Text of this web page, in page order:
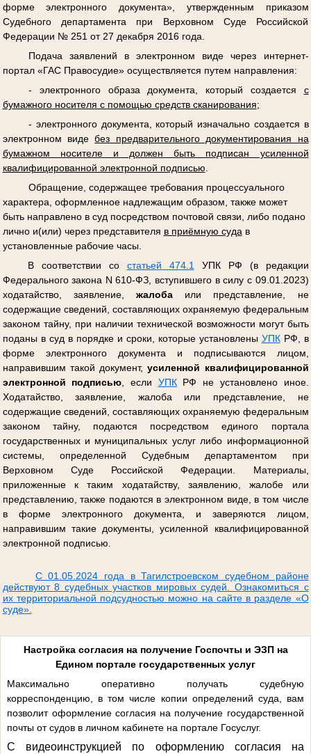
форме электронного документа», утвержденным приказом
Судебного департамента при Верховном Суде Российской
Федерации № 251 от 27 декабря 2016 года.
Подача заявлений в электронном виде через интернет-
портал «ГАС Правосудие» осуществляется путем направления:
- электронного образа документа, который создается с
бумажного носителя с помощью средств сканирования;
- электронного документа, который изначально создается в
электронном видебез предварительного документирования на
бумажном носителе и должен быть подписан усиленной
квалифицированной электронной подписью
Обращение, содержащее требования процессуального
характера, оформленное надлежащим образом, также может
быть направлено в суд посредством почтовой связи, либо подано
лично и(или) через представителя в приёмную суда в
установленные рабочие часы.
В соответствии со статьей 474.1
УПК РФ (в редакции
Федерального закона N 610-ФЗ, вступившего в силу с 09.01.2023)
ходатайство, заявление, жалобаили представление, не
содержащие сведений, составляющих охраняемую федеральным
законом тайну, при наличии технической возможности могут быть
поданы в суд в порядке и сроки, которые установлены УПКРФ, в
форме электронного документа и подписываются лицом,
направившим такой документ,усиленной квалифицированной
электронной подписью , если УПКРФ не установлено иное.
Ходатайство, заявление, жалоба или представление, не
содержащие сведений, составляющих охраняемую федеральным
законом тайну, подаются посредством единого портала
государственных и муниципальных услуг либо информационной
системы, определенной Судебным департаментом при
Верховном Суде Российской Федерации. Материалы,
приложенные к таким ходатайству, заявлению, жалобе или
представлению, также подаются в электронном виде, в том числе
в форме электронного документа, и заверяются лицом,
направившим такие документы, усиленной квалифицированной
электронной подписью.
С 01.05.2024 года в Тагилстроевском судебном районе
действуют 8 судебных участков мировых судей. Ознакомиться с
их территориальной подсудностью можно на сайте в разделе «О
суде».
Настройка согласия на получение Госпочты и ЭЗП на
Едином портале государственных услуг
Максимально оперативно получать судебную
корреспонденцию, в том числе копии определений суда, вам
позволит оформление согласия на получение государственной
почты от судов в личном кабинете на портале Госуслуг.
С видеоинструкцией по оформлению согласия на